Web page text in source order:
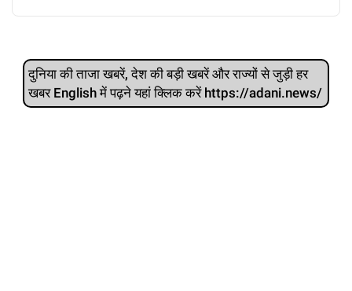
दुनिया की ताजा खबरें, देश की बड़ी खबरें और राज्‍यों से जुड़ी हर
खबर English में पढ़ने यहां क्लिक करें https://adani.news/